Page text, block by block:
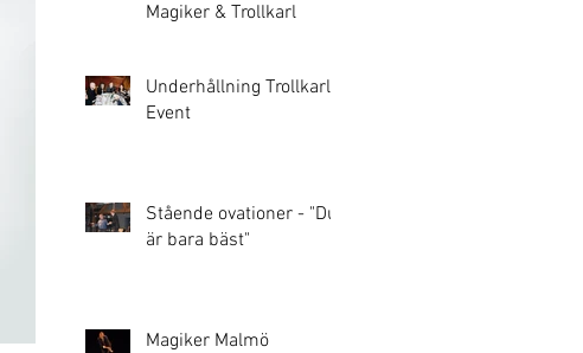
Magiker & Trollkarl
Underhållning Trollkarl
Event
Stående ovationer - "Du
är bara bäst"
Magiker Malmö